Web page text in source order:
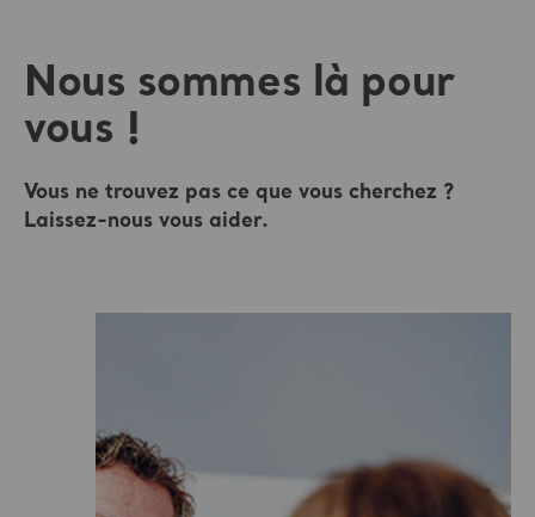
service client
Contacter un expert